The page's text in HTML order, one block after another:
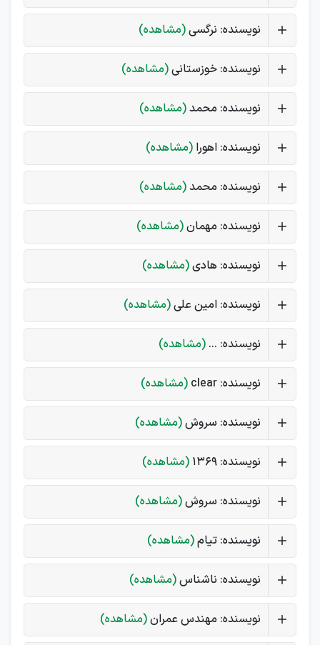
نویسنده: نرگسی(مشاهده)
نویسنده: خوزستانی(مشاهده)
نویسنده: محمد(مشاهده)
نویسنده: اهورا (مشاهده)
نویسنده: محمد(مشاهده)
نویسنده: مهمان(مشاهده)
نویسنده: هادی(مشاهده)
نویسنده: امین علی(مشاهده)
نویسنده: ... (مشاهده)
نویسنده: clear (مشاهده)
نویسنده: سروش(مشاهده)
نویسنده: 1369 (مشاهده)
نویسنده: سروش(مشاهده)
نویسنده: تیام(مشاهده)
نویسنده: ناشناس(مشاهده)
نویسنده: مهندس عمران(مشاهده)